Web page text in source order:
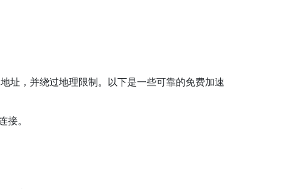
址，并绕过地理限制。以下是一些可靠的免费加速
。